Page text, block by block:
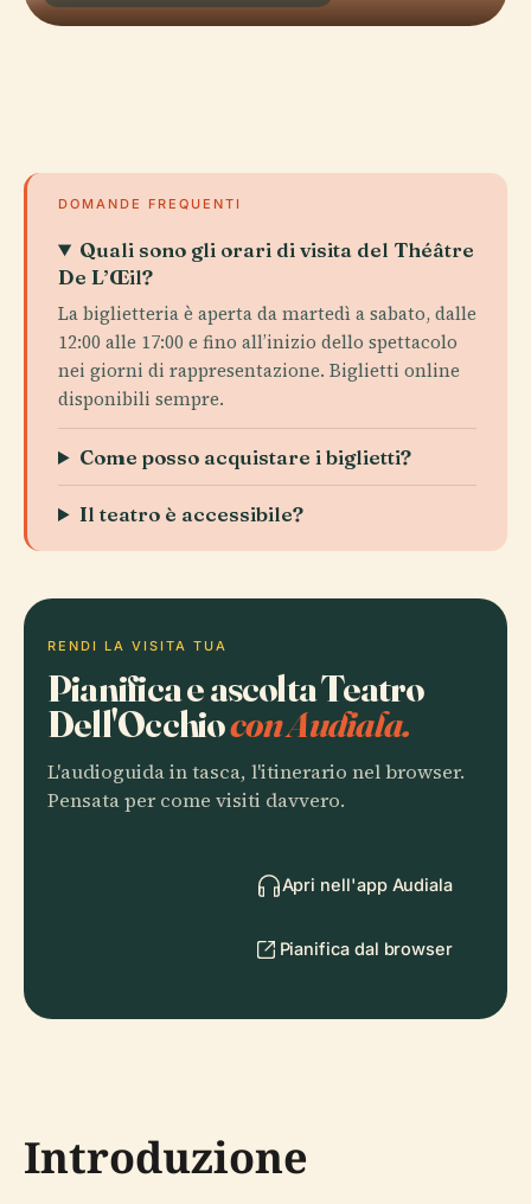
DOMANDE FREQUENTI
Quali sono gli orari di visita del Théâtre
De L’Œil?
La biglietteria è aperta da martedì a sabato, dalle
12:00 alle 17:00 e fino all’inizio dello spettacolo
nei giorni di rappresentazione. Biglietti online
disponibili sempre.
Come posso acquistare i biglietti?
Il teatro è accessibile?
RENDI LA VISITA TUA
Pianifica e ascolta Teatro
Dell'Occhiocon Audiala.
L'audioguida in tasca, l'itinerario nel browser.
Pensata per come visiti davvero.
Apri nell'app Audiala
Pianifica dal browser
Introduzione